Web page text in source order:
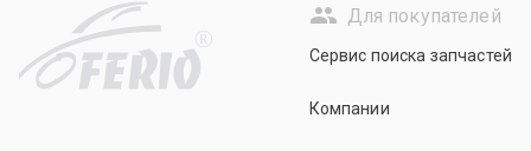
R
Для покупателей
Сервис поиска запчастей
Компании